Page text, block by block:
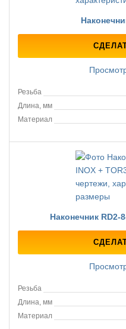
Резьба
Длина, мм
Материал
Наконечник RD2-
Резьба
Длина, мм
Материал